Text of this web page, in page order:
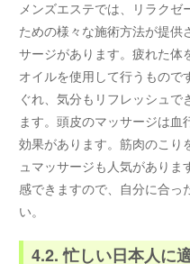
メンズエステでは、リラク
ための様々な施術方法が提供
サージがあります。疲れた体
オイルを使用して行うもので
ぐれ、気分もリフレッシュで
ます。頭皮のマッサージは血
効果があります。筋肉のこり
ュマッサージも人気があり
感できますので、自分に合っ
い。
4.2. 忙しい日本人に